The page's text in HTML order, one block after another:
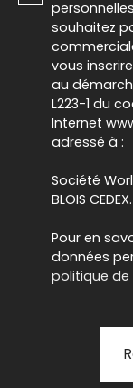
souhaitez
vous
au
L223-1 du
Internet
adressé à :
Société
BLOIS CEDEX.
Pour en
données
politique